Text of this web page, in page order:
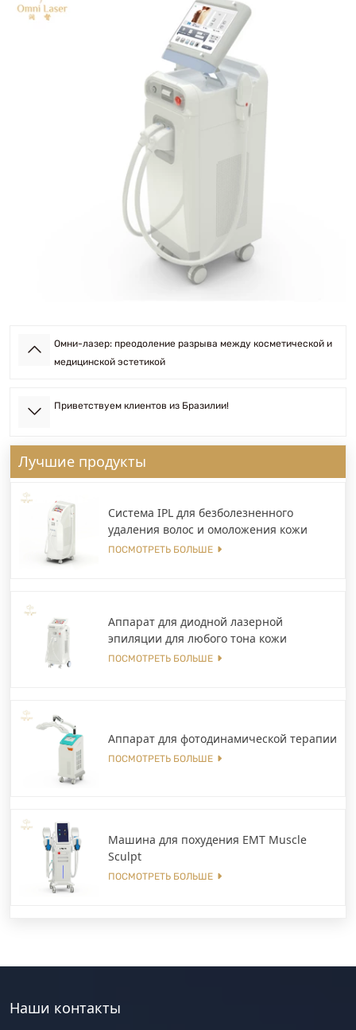
Омни-лазер: преодоление разрыва между косметической и
медицинской эстетикой
Приветствуем клиентов из Бразилии!
Лучшие продукты
Система IPL для безболезненного
удаления волос и омоложения кожи
ПОСМОТРЕТЬ БОЛЬШЕ
Аппарат для диодной лазерной
эпиляции для любого тона кожи
ПОСМОТРЕТЬ БОЛЬШЕ
Аппарат для фотодинамической терапии
ПОСМОТРЕТЬ БОЛЬШЕ
Машина для похудения EMT Muscle
Sculpt
ПОСМОТРЕТЬ БОЛЬШЕ
Наши контакты